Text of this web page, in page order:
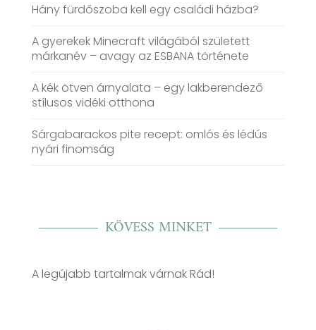
Hány fürdőszoba kell egy családi házba?
A gyerekek Minecraft világából született
márkanév – avagy az ESBANA története
A kék ötven árnyalata – egy lakberendező
stílusos vidéki otthona
Sárgabarackos pite recept: omlós és lédús
nyári finomság
KÖVESS MINKET
A legújabb tartalmak várnak Rád!